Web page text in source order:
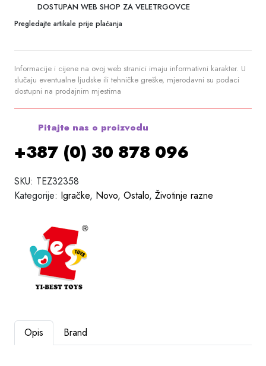
DOSTUPAN WEB SHOP ZA VELETRGOVCE
Pregledajte artikale prije plaćanja
Informacije i cijene na ovoj web stranici imaju informativni karakter. U
slučaju eventualne ljudske ili tehničke greške, mjerodavni su podaci
dostupni na prodajnim mjestima
Pitajte nas o proizvodu
+387 (0) 30 878 096
SKU: TEZ32358
Kategorije: Igračke, Novo, Ostalo, Životinje razne
Opis Brand